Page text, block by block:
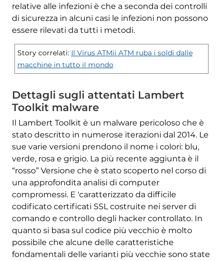
relative alle infezioni è che a seconda dei controlli
di sicurezza in alcuni casi le infezioni non possono
essere rilevati da tutti i metodi.
Story correlati: Il Virus ATMii ATM ruba i soldi dalle
macchine in tutto il mondo
Dettagli sugli attentati Lambert
Toolkit malware
Il Lambert Toolkit è un malware pericoloso che è
stato descritto in numerose iterazioni dal 2014. Le
sue varie versioni prendono il nome i colori: blu,
verde, rosa e grigio. La più recente aggiunta è il
“rosso” Versione che è stato scoperto nel corso di
una approfondita analisi di computer
compromessi. E 'caratterizzato da difficile
codificato certificati SSL costruite nei server di
comando e controllo degli hacker controllato. In
quanto si basa sul codice più vecchio è molto
possibile che alcune delle caratteristiche
fondamentali delle varianti più vecchie sono state